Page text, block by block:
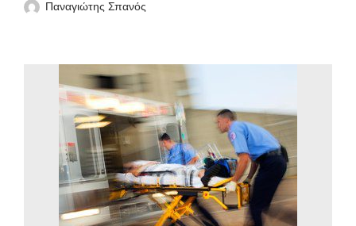
Παναγιώτης Σπανός